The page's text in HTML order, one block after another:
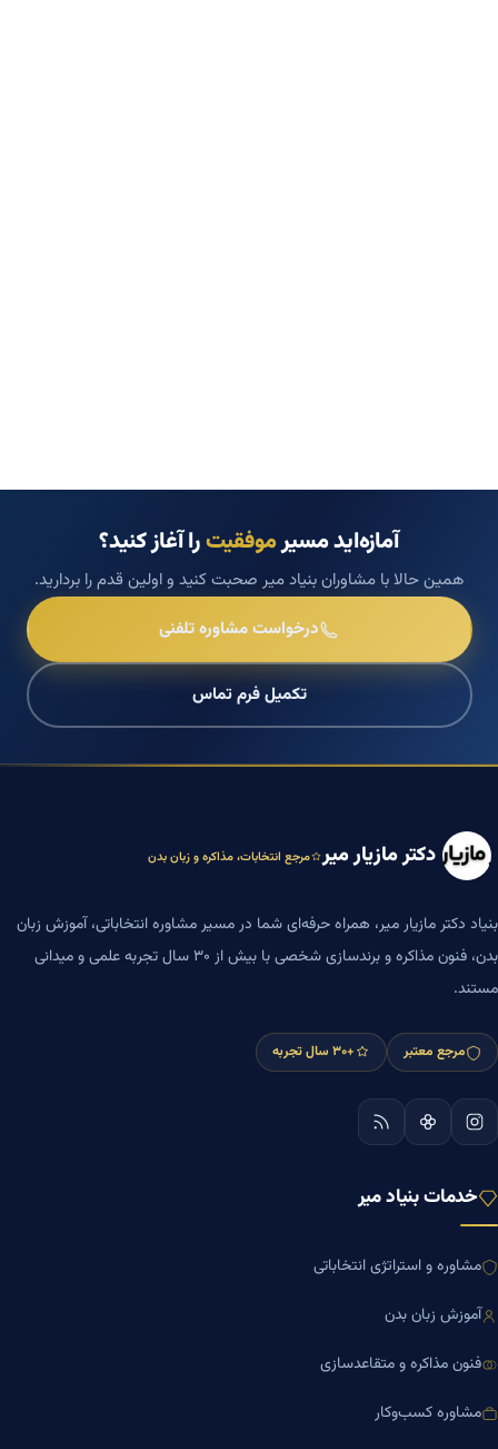
آمازه‌اید مسیرموفقیترا آغاز کنید؟
همین حالا با مشاوران بنیاد میر صحبت کنید و اولین قدم را بردارید.
درخواست مشاوره تلفنی
تکمیل فرم تماس
دکتر مازیار میر مرجع انتخابات، مذاکره و زبان بدن
بنیاد دکتر مازیار میر، همراه حرفه‌ای شما در مسیر مشاوره انتخاباتی، آموزش زبان
بدن، فنون مذاکره و برندسازی شخصی با بیش از ۳۰ سال تجربه علمی و میدانی
مستند.
مرجع معتبر +۳۰ سال تجربه
خدمات بنیاد میر
مشاوره و استراتژی انتخاباتی
آموزش زبان بدن
فنون مذاکره و متقاعدسازی
مشاوره کسب‌وکار